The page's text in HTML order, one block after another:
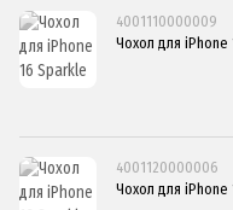
4001110000009
Чохол для iPhone
4001120000006
Чохол для iPhone